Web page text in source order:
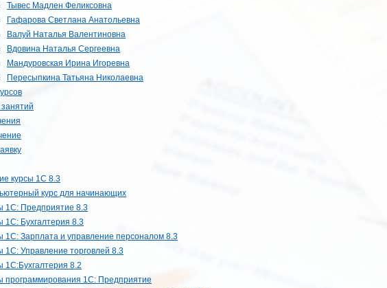
Тывес Мадлен Феликсовна
Гафарова Светлана Анатольевна
Валуй Наталья Валентиновна
Вдовина Наталья Сергеевна
Мандуровская Ирина Игоревна
Пересыпкина Татьяна Николаевна
курсы 1С 8.3
курс для начинающих
1С: Предприятие 8.3
1С: Бухгалтерия 8.3
1С: Зарплата и управление персоналом 8.3
1С: Управление торговлей 8.3
1С:Бухгалтерия 8.2
программирования 1С: Предприятие